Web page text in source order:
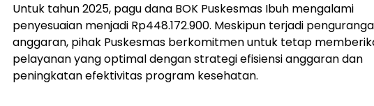
Untuk tahun 2025, pagu dana BOK Puskesmas Ibuh mengalami
penyesuaian menjadi Rp448.172.900. Meskipun terjadi
anggaran, pihak Puskesmas berkomitmen untuk tetap
pelayanan yang optimal dengan strategi efisiensi anggaran dan
peningkatan efektivitas program kesehatan.